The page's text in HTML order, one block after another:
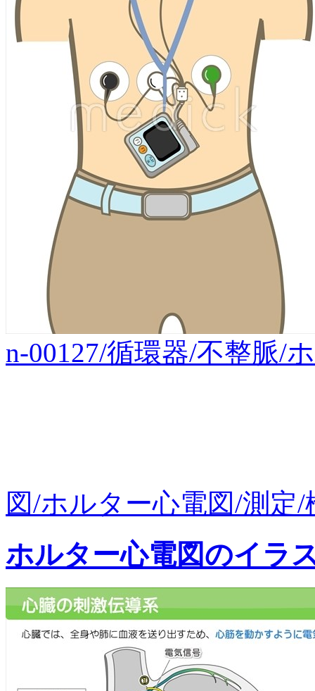
n-00127/循環器/不整脈/
図/ホルター心電図/測定
ホルター心電図のイラ